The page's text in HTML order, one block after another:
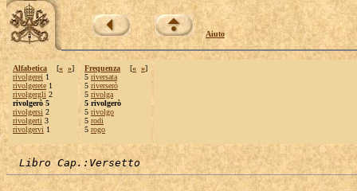
Aiuto
Alfabetica [« »]
rivolgerei 1
rivolgerete 1
rivolgergli 2
rivolgerò 5
rivolgersi 2
rivolgerti 3
rivolgervi 1
Frequenza [« »]
5 riversata
5 riverserò
5 rivolga
5 rivolgerò
5 rivolgo
5 rodi
5 rogo
Libro Cap.:Versetto